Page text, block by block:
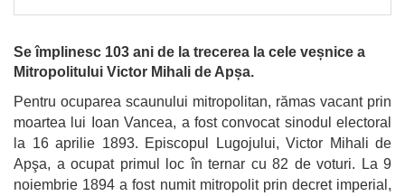
Se împlinesc 103 ani de la trecerea la cele veșnice a
Mitropolitului Victor Mihali de Apșa.
Pentru ocuparea scaunului mitropolitan, rămas vacant prin
moartea lui Ioan Vancea, a fost convocat sinodul electoral
la 16 aprilie 1893. Episcopul Lugojului, Victor Mihali de
Apşa, a ocupat primul loc în ternar cu 82 de voturi. La 9
noiembrie 1894 a fost numit mitropolit prin decret imperial,